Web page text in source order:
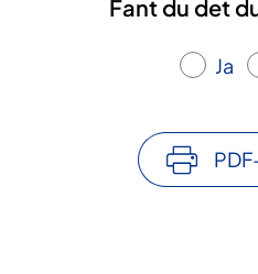
Fant du det
Ja